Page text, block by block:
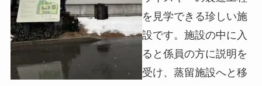
を見学できる珍しい施
設です。施設の中に入
ると係員の方に説明を
受け、蒸留施設へと移